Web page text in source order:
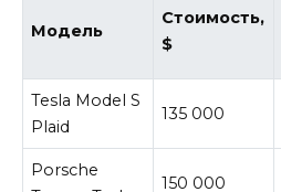
Модель
Стоимость,
$
Tesla Model S
Plaid
135 000
Porsche
150 000